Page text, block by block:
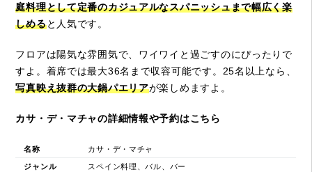
庭料理として定番のカジュアルなスパニッシュまで幅広く楽
しめると人気です。
フロアは陽気な雰囲気で、ワイワイと過ごすのにぴったりで
すよ。着席では最大36名まで収容可能です。25名以上なら、
写真映え抜群の大鍋パエリアが楽しめますよ。
カサ・デ・マチャの詳細情報や予約はこちら
名称 カサ・デ・マチャ
ジャンル スペイン料理、バル、バー